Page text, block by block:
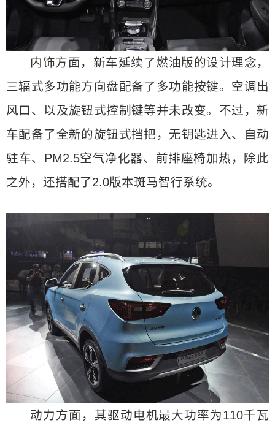
内饰方面，新车延续了燃油版的设计理念，
三辐式多功能方向盘配备了多功能按键。空调出
风口、以及旋钮式控制键等并未改变。不过，新
车配备了全新的旋钮式挡把，无钥匙进入、自动
驻车、PM2.5空气净化器、前排座椅加热，除此
之外，还搭配了2.0版本斑马智行系统。
动力方面，其驱动电机最大功率为110千瓦